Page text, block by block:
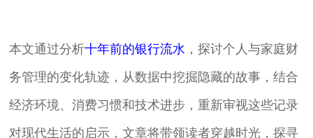
本文通过分析十年前的银行流水 ，探讨个人与家庭财
务管理的变化轨迹，从数据中挖掘隐藏的故事，结合
经济环境、消费习惯和技术进步，重新审视这些记录
对现代生活的启示，文章将带领读者穿越时光，探寻